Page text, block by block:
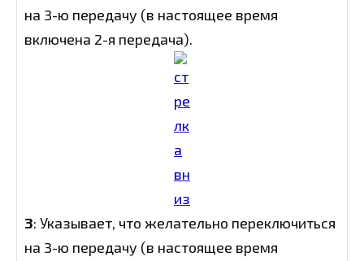
на 3-ю передачу (в настоящее время
включена 2-я передача).
3: Указывает, что желательно переключиться
на 3-ю передачу (в настоящее время